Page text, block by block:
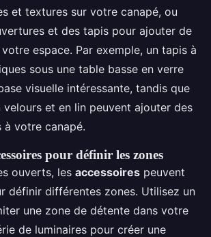
et textures sur votre canapé, ou
et des tapis pour ajouter de
espace. Par exemple, un tapis à
sous une table basse en verre
visuelle intéressante, tandis que
velours et en lin peuvent ajouter des
à votre canapé.
pour définir les zones
ouverts, les accessoires peuvent
définir différentes zones. Utilisez un
une zone de détente dans votre
de luminaires pour créer une